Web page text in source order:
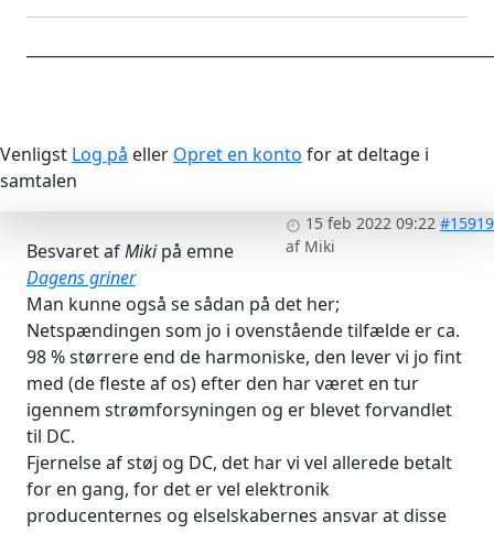
Venligst Log på eller Opret en konto for at deltage i
samtalen
15 feb 2022 09:22 #15919
af Miki
Besvaret afMikipå emne
Dagens griner
Man kunne også se sådan på det her;
Netspændingen som jo i ovenstående tilfælde er ca.
98 % størrere end de harmoniske, den lever vi jo fint
med (de fleste af os) efter den har været en tur
igennem strømforsyningen og er blevet forvandlet
til DC.
Fjernelse af støj og DC, det har vi vel allerede betalt
for en gang, for det er vel elektronik
producenternes og elselskabernes ansvar at disse